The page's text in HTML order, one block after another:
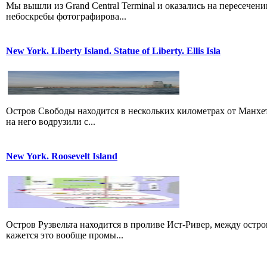
Мы вышли из Grand Central Terminal и оказались на
небоскребы фотографирова...
New York. Liberty Island. Statue of Liberty. Ellis Isla
Остров Свободы находится в нескольких километрах от
на него водрузили с...
New York. Roosevelt Island
Остров Рузвельта находится в проливе Ист-Ривер, между
кажется это вообще промы...